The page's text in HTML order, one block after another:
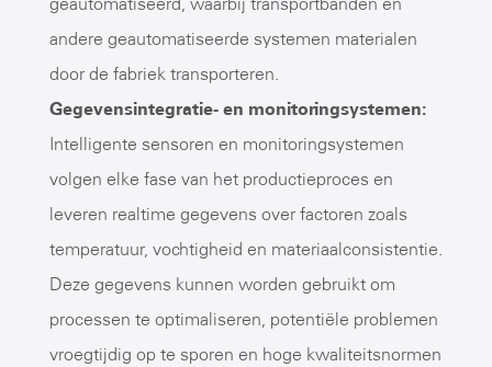
andere geautomatiseerde systemen materialen
door de fabriek transporteren.
Gegevensintegratie- en monitoringsystemen:
Intelligente sensoren en monitoringsystemen
volgen elke fase van het productieproces en
leveren realtime gegevens over factoren zoals
temperatuur, vochtigheid en materiaalconsistentie.
Deze gegevens kunnen worden gebruikt om
processen te optimaliseren, potentiële problemen
vroegtijdig op te sporen en hoge kwaliteitsnormen